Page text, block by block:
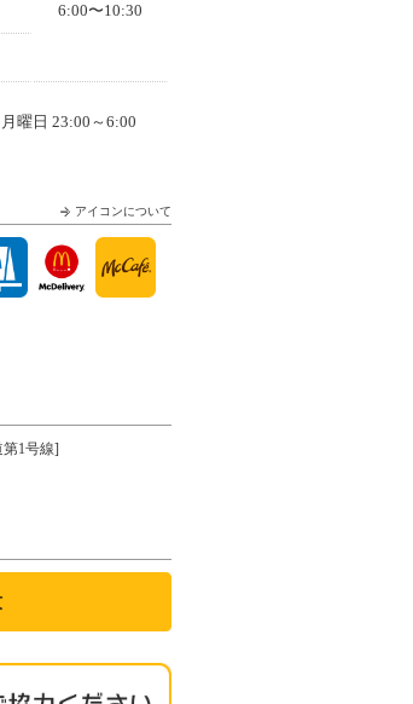
6:00〜10:30
曜日 23:00～6:00
アイコンについて
1号線]